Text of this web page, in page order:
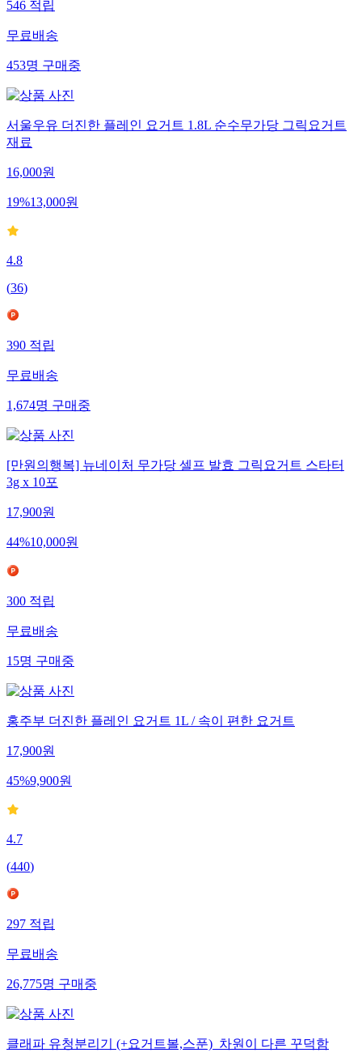
546적립
무료배송
453명구매중
서울우유 더진한 플레인 요거트 1.8L 순수무가당 그릭요거트
재료
16,000원
19%13,000원
4.8
(36)
390적립
무료배송
1,674명구매중
[만원의행복] 뉴네이처 무가당 셀프 발효 그릭요거트 스타터
3g x 10포
17,900원
44%10,000원
300적립
무료배송
15명구매중
홍주부 더진한 플레인 요거트 1L / 속이 편한 요거트
17,900원
45%9,900원
4.7
(440)
297적립
무료배송
26,775명구매중
클래파 유청분리기 (+요거트볼,스푼)_차원이 다른 꾸덕함